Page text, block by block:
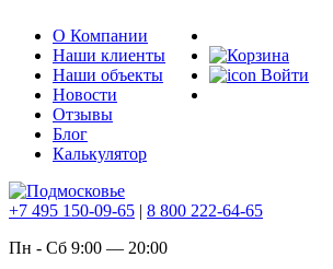
О Компании
Наши клиенты
Наши объекты
Новости
Отзывы
Блог
Калькулятор
Войти
+7 495 150-09-65 | 8 800 222-64-65
Пн - Сб 9:00 — 20:00